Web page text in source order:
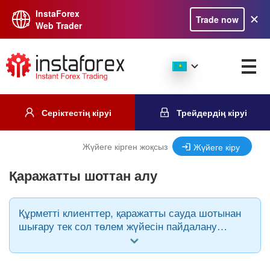
InstaForex
Web Trader
Trade now
Серіктестің кіруі Трейдердің кіруі
Жүйеге кірген жоқсыз Жүйеге кіру
Қаражатты шоттан алу
Құрметті клиенттер, қаражатты сауда шотынан
шығару тек сол төлем жүйесін пайдалану
кезінде ғана және тек сол валютада
жүргізілетінін еске саламыз.